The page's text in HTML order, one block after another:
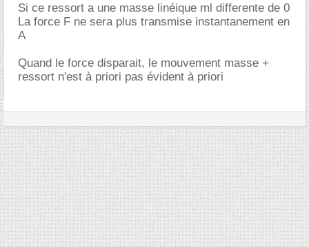
Si ce ressort a une masse linéique ml differente de 0
La force F ne sera plus transmise instantanement en
A
Quand le force disparait, le mouvement masse +
ressort n'est à priori pas évident à priori